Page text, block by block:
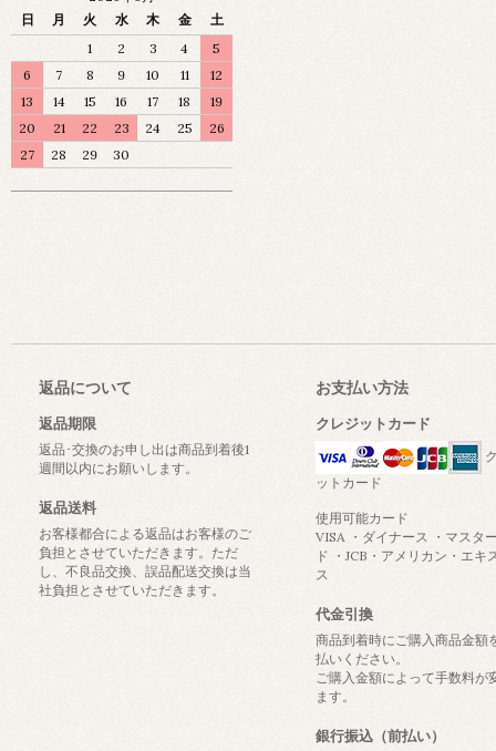
日
月 火 水 木 金
土
1
2 3 4
5
6
7 8 9 10 11
12
13
14 15 16 17 18
19
20
21 22 23 24 25
26
27
28 29 30
返品について
返品期限
返品･交換のお申し出は商品到着後1
週間以内にお願いします。
返品送料
お客様都合による返品はお客様のご
負担とさせていただきます。ただ
し、不良品交換、誤品配送交換は当
社負担とさせていただきます。
お支払い方法
クレジットカード
ットカード
使用可能カード
VISA ・ダイナース ・マスタ
ド ・JCB・アメリカン・エキ
ス
代金引換
商品到着時にご購入商品金額
払いください。
ご購入金額によって手数料が
ます。
銀行振込（前払い）